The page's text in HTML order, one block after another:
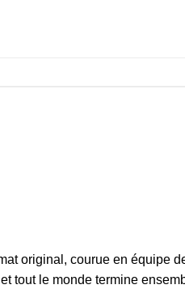
original, courue en équipe
tout le monde termine